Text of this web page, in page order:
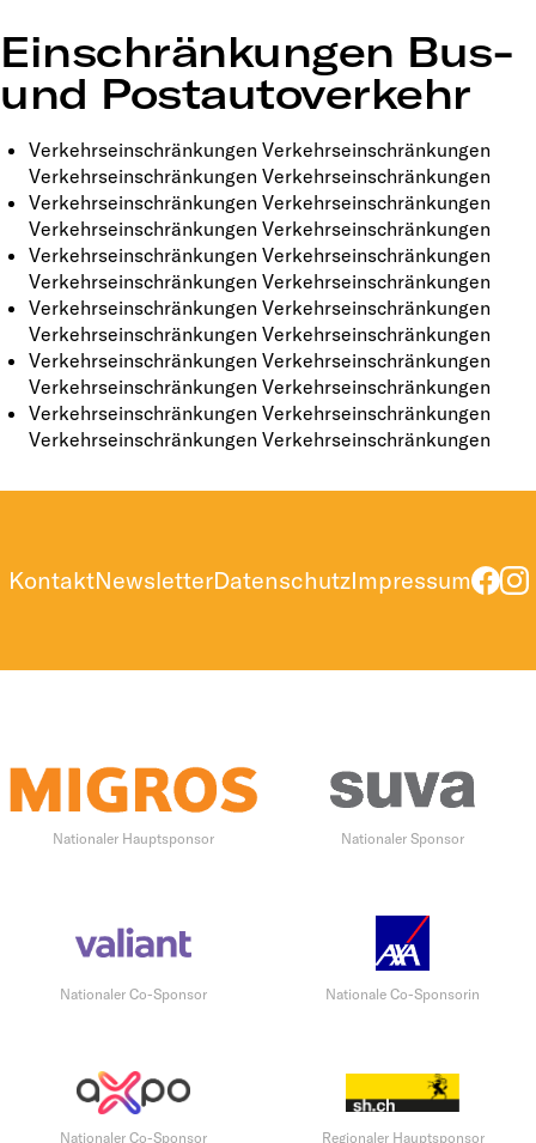
Einschränkungen Bus-
und Postautoverkehr
Verkehrseinschränkungen Verkehrseinschränkungen
Verkehrseinschränkungen Verkehrseinschränkungen
Verkehrseinschränkungen Verkehrseinschränkungen
Verkehrseinschränkungen Verkehrseinschränkungen
Verkehrseinschränkungen Verkehrseinschränkungen
Verkehrseinschränkungen Verkehrseinschränkungen
Verkehrseinschränkungen Verkehrseinschränkungen
Verkehrseinschränkungen Verkehrseinschränkungen
Verkehrseinschränkungen Verkehrseinschränkungen
Verkehrseinschränkungen Verkehrseinschränkungen
Verkehrseinschränkungen Verkehrseinschränkungen
Verkehrseinschränkungen Verkehrseinschränkungen
KontaktNewsletterDatenschutzImpressum
Nationaler Hauptsponsor Nationaler Sponsor
Nationaler Co-Sponsor Nationale Co-Sponsorin
Nationaler Co-Sponsor Regionaler Hauptsponsor